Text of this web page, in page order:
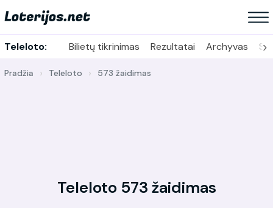
Teleloto: Bilietų tikrinimas Rezultatai Archyvas ›
Pradžia Teleloto 573 žaidimas
Teleloto 573 žaidimas